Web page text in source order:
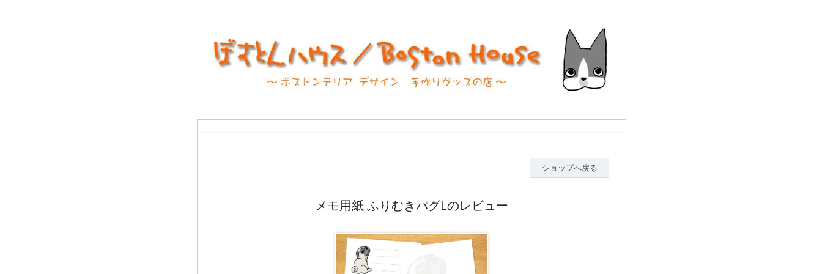
ショップへ戻る
メモ用紙 ふりむきパグLのレビュー